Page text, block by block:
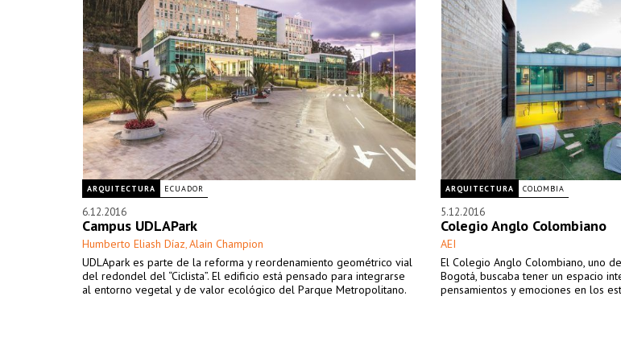
ARQUITECTURA ECUADOR
6.12.2016
Campus UDLAPark
Humberto Eliash Díaz, Alain Champion
UDLApark es parte de la reforma y reordenamiento geométrico vial
del redondel del “Ciclista”. El edificio está pensado para integrarse
al entorno vegetal y de valor ecológico del Parque Metropolitano.
ARQUITECTURA COLOMBIA
5.12.2016
Colegio Anglo Colombiano
AEI
El Colegio Anglo Colombiano, uno
Bogotá, buscaba tener un espacio
pensamientos y emociones en los